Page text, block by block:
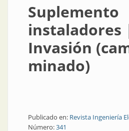
Suplemento
instaladores
Invasión
minado)
Publicado en: Revista Ingeniería
Número:341